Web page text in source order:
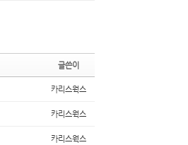
글쓴이
카리스웍스
카리스웍스
카리스웍스